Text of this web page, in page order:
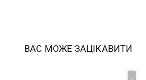
ВАС МОЖЕ ЗАЦІКАВИТИ